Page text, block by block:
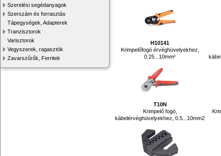
Szerelési segédanyagok
Szerszám és forrasztás
Tápegységek, Adapterek
Tranzisztorok
Varisztorok
Vegyszerek, ragasztók
Zavarszűrők, Ferritek
H10141
Krimpelőfogó érvéghüvelyekhez,
0.25...10mm²
T10N
Krimpelő fogó,
kábelérvéghüvelyekhez, 0.5...10mm2